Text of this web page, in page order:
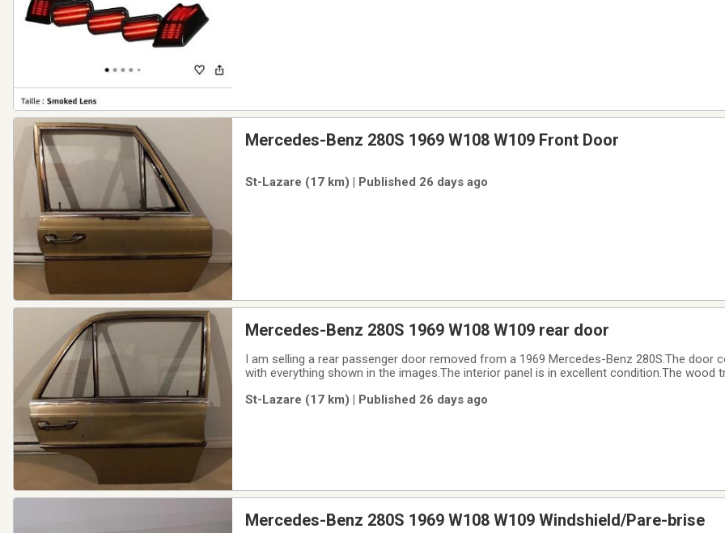
Mercedes-Benz 280S 1969 W108 W109 Front Door
St-Lazare (17 km) | Published 26 days ago
Mercedes-Benz 280S 1969 W108 W109 rear door
I am selling a rear passenger door removed from a 1969 Mercedes-Benz 280S.The door
with everything shown in the images.The interior panel is in excellent condition.The wood
areas.Price is not negotiable.Don't
St-Lazare (17 km) | Published 26 days ago
Mercedes-Benz 280S 1969 W108 W109 Windshield/Pare-brise